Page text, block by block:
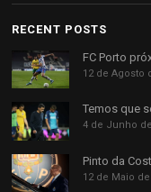
RECENT POSTS
FC Porto
12 de Agosto
Temos que
4 de Junho
Pinto da
12 de Maio de